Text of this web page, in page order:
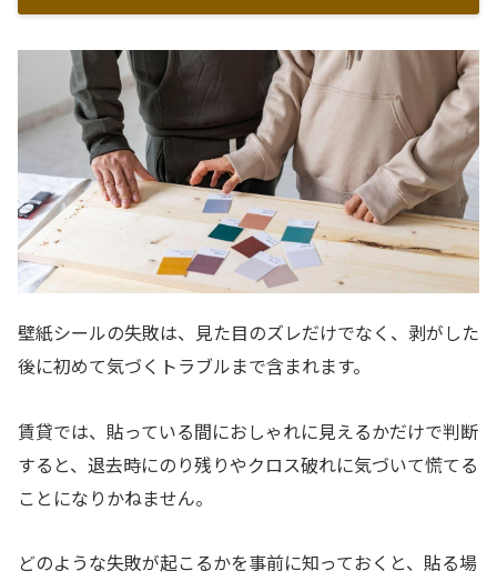
壁紙シールの失敗は、見た目のズレだけでなく、剥がした
後に初めて気づくトラブルまで含まれます。
賃貸では、貼っている間におしゃれに見えるかだけで判断
すると、退去時にのり残りやクロス破れに気づいて慌てる
ことになりかねません。
どのような失敗が起こるかを事前に知っておくと、貼る場